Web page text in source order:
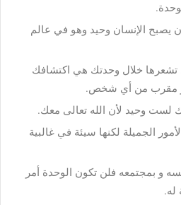
يصبح الإنسان وحيد وهو في عالم
تشعرها خلال وحدتك هي اكتشافك
مقرب من أي شخص.
لست وحيد لأن الله تعالى معك.
الجميلة لكنها سيئة في غالبية
و بمجتمعه فلن تكون الوحدة أمر
له.